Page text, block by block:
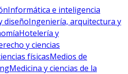
Informática e inteligencia
diseñoIngeniería, arquitectura y
Hotelería y
y ciencias
físicasMedios de
Medicina y ciencias de la